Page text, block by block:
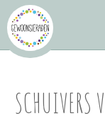
SCHUIVERS